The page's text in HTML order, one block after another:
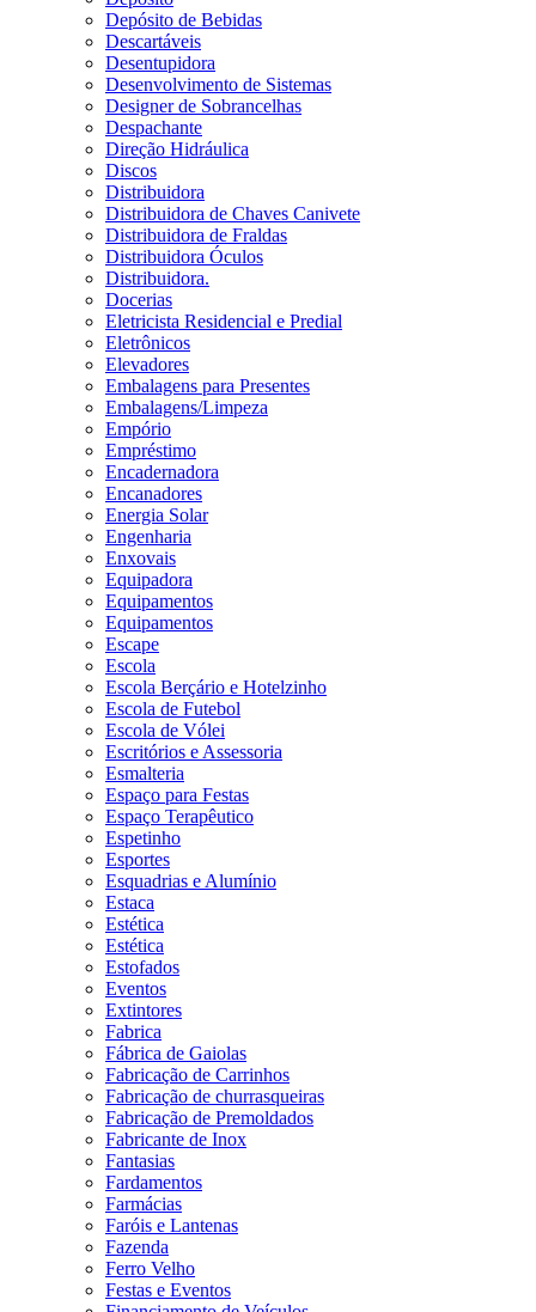
Depósito de Bebidas
Descartáveis
Desentupidora
Desenvolvimento de Sistemas
Designer de Sobrancelhas
Despachante
Direção Hidráulica
Discos
Distribuidora
Distribuidora de Chaves Canivete
Distribuidora de Fraldas
Distribuidora Óculos
Distribuidora.
Docerias
Eletricista Residencial e Predial
Eletrônicos
Elevadores
Embalagens para Presentes
Embalagens/Limpeza
Empório
Empréstimo
Encadernadora
Encanadores
Energia Solar
Engenharia
Enxovais
Equipadora
Equipamentos
Equipamentos
Escape
Escola
Escola Berçário e Hotelzinho
Escola de Futebol
Escola de Vólei
Escritórios e Assessoria
Esmalteria
Espaço para Festas
Espaço Terapêutico
Espetinho
Esportes
Esquadrias e Alumínio
Estaca
Estética
Estética
Estofados
Eventos
Extintores
Fabrica
Fábrica de Gaiolas
Fabricação de Carrinhos
Fabricação de churrasqueiras
Fabricação de Premoldados
Fabricante de Inox
Fantasias
Fardamentos
Farmácias
Faróis e Lantenas
Fazenda
Ferro Velho
Festas e Eventos